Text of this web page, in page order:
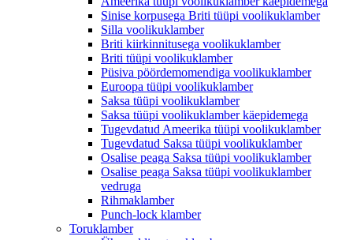
Sinise korpusega Briti tüüpi voolikuklamber
Silla voolikuklamber
Briti kiirkinnitusega voolikuklamber
Briti tüüpi voolikuklamber
Püsiva pöördemomendiga voolikuklamber
Euroopa tüüpi voolikuklamber
Saksa tüüpi voolikuklamber
Saksa tüüpi voolikuklamber käepidemega
Tugevdatud Ameerika tüüpi voolikuklamber
Tugevdatud Saksa tüüpi voolikuklamber
Osalise peaga Saksa tüüpi voolikuklamber
Osalise peaga Saksa tüüpi voolikuklamber
vedruga
Rihmaklamber
Punch-lock klamber
Toruklamber